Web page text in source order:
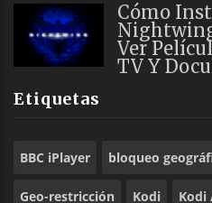
Cómo
Ver
TV Y
Etiquetas
BBC iPlayer bloqueo
Geo-restricción Kodi Kodi